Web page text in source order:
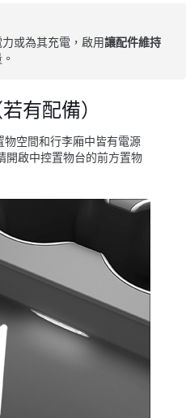
或為其充電，啟用讓配件維持
若有配備）
物空間和行李廂中皆有電源
開啟中控置物台的前方置物